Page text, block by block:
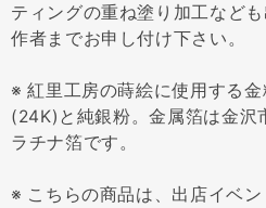
ティングの重ね塗り加工など
作者までお申し付け下さい。
※ 紅里工房の蒔絵に使用する
(24K)と純銀粉。金属箔は金沢
ラチナ箔です。
※ こちらの商品は、出店イベ